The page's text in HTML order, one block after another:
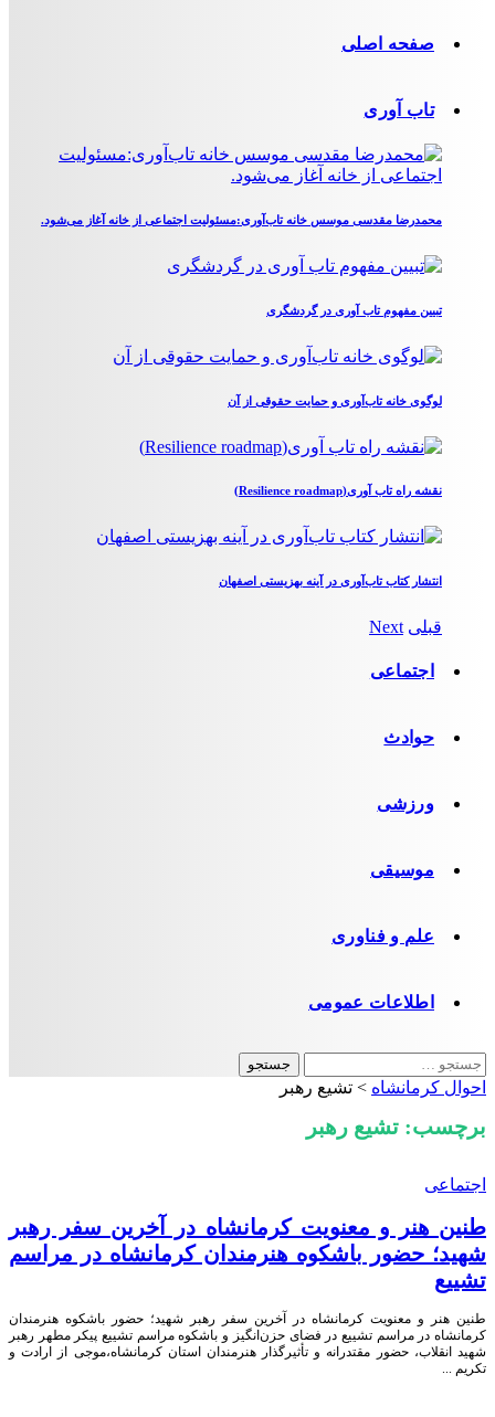
صفحه اصلی
تاب آوری
محمدرضا مقدسی موسس خانه تاب‌آوری:مسئولیت اجتماعی از خانه آغاز می‌شود.
تبیین مفهوم تاب آوری در گردشگری
لوگوی خانه تاب‌آوری و حمایت حقوقی از آن
نقشه راه تاب آوری(Resilience roadmap)
انتشار کتاب تاب‌آوری در آینه بهزیستی اصفهان
قبلی Next
اجتماعی
حوادث
ورزشی
موسیقی
علم و فناوری
اطلاعات عمومی
جستجو
برای:
احوال کرمانشاه > تشیع رهبر
برچسب: تشیع رهبر
اجتماعی
طنین هنر و معنویت کرمانشاه در آخرین سفر رهبر
شهید؛ حضور باشکوه هنرمندان کرمانشاه در مراسم
تشییع
طنین هنر و معنویت کرمانشاه در آخرین سفر رهبر شهید؛ حضور باشکوه هنرمندان
کرمانشاه در مراسم تشییع در فضای حزن‌انگیز و باشکوه مراسم تشییع پیکر مطهر رهبر
شهید انقلاب، حضور مقتدرانه و تأثیرگذار هنرمندان استان کرمانشاه،موجی از ارادت و
تکریم ...